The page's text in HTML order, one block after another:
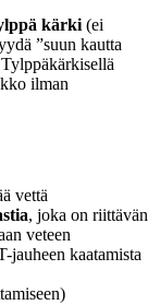
kärki (ei
”suun kautta
ilman
vettä
, joka on riittävän
veteen
jauheen kaatamista